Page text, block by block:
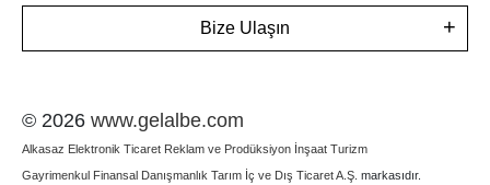
Bize Ulaşın
© 2026 www.gelalbe.com
Alkasaz Elektronik Ticaret Reklam ve Prodüksiyon İnşaat Turizm
Gayrimenkul Finansal Danışmanlık Tarım İç ve Dış Ticaret A.Ş. markasıdır.